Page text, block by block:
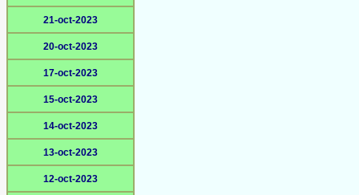
21-oct-2023
20-oct-2023
17-oct-2023
15-oct-2023
14-oct-2023
13-oct-2023
12-oct-2023